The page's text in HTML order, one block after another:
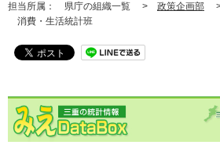
担当所属： 県庁の組織一覧 > 政策企画部
消費・生活統計班